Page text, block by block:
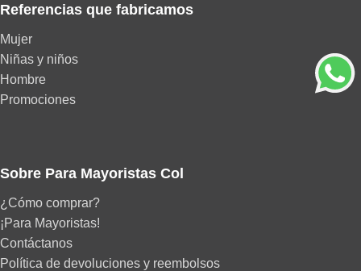
Referencias que fabricamos
Mujer
Niñas y niños
Hombre
Promociones
Sobre Para Mayoristas Col
¿Cómo comprar?
¡Para Mayoristas!
Contáctanos
Política de devoluciones y reembolsos